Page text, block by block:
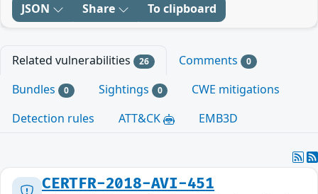
JSON Share To clipboard
Related vulnerabilities 26 Comments 0
Bundles 0 Sightings 0
CWE mitigations
Detection rules
ATT&CK EMB3D
CERTFR-2018-AVI-451